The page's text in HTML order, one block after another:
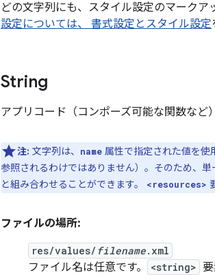
どの文字列にも、スタイル設定のマークア
設定については、 書式設定とスタイル設定
String
アプリコード（コンポーズ可能な関数など
注: 文字列は、 name 属性で指定された値を使
参照されるわけではありません）。そのため、
と組み合わせることができます。
<resources>
ファイルの場所:
res/values/ filename.xml
ファイル名は任意です。 <string>